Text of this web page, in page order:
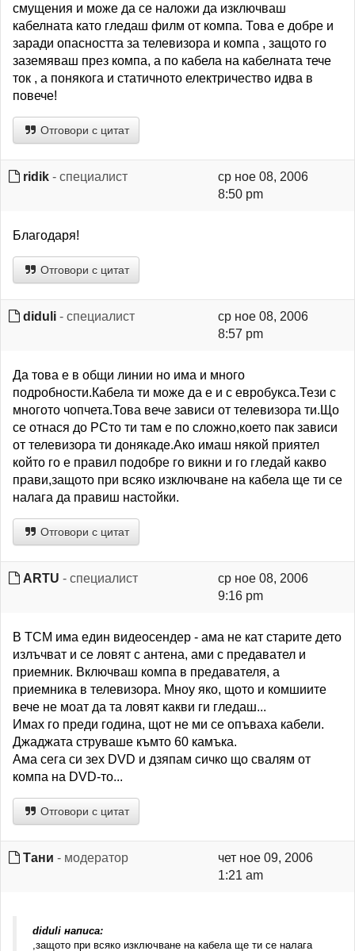
смущения и може да се наложи да изключваш
кабелната като гледаш филм от компа. Това е добре и
заради опасността за телевизора и компа , защото го
заземяваш през компа, а по кабела на кабелната тече
ток , а понякога и статичното електричество идва в
повече!
Отговори с цитат
ridik - специалист
ср ное 08, 2006
8:50 pm
Благодаря!
Отговори с цитат
diduli - специалист
ср ное 08, 2006
8:57 pm
Да това е в общи линии но има и много
подробности.Кабела ти може да е и с евробукса.Тези с
многото чопчета.Това вече зависи от телевизора ти.Що
се отнася до PCто ти там е по сложно,което пак зависи
от телевизора ти донякаде.Ако имаш някой приятел
който го е правил подобре го викни и го гледай какво
прави,защото при всяко изключване на кабела ще ти се
налага да правиш настойки.
Отговори с цитат
ARTU - специалист
ср ное 08, 2006
9:16 pm
В TCM има един видеосендер - ама не кат старите дето
излъчват и се ловят с антена, ами с предавател и
приемник. Включваш компа в предавателя, а
приемника в телевизора. Мноу яко, щото и комшиите
вече не моат да та ловят какви ги гледаш...
Имах го преди година, щот не ми се опъваха кабели.
Джаджата струваше къмто 60 камъка.
Ама сега си зех DVD и дзяпам сичко що свалям от
компа на DVD-то...
Отговори с цитат
Тани - модератор
чет ное 09, 2006
1:21 am
diduli написа:
,защото при всяко изключване на кабела ще ти се налага